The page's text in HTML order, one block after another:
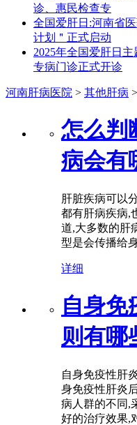
诊、惠民检查专
全国爱肝日:河南省
计划＂正式启动
2025年全国爱肝日
专病门诊正式开诊
河南肝病医院 > 其他肝病 >
怎么判
病会有
肝脏疾病可以
都有肝病疾病,
道,大多数的肝
型是会传播给
详细
自身免
则有哪
自身免疫性肝
身免疫性肝炎
病人群的不同,
好的治疗效果,